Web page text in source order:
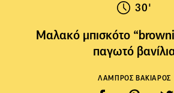
30'
Μαλακό μπισκότο
παγωτό
ΛΑΜΠΡΟΣ ΒΑΚΙΑΡΟΣ